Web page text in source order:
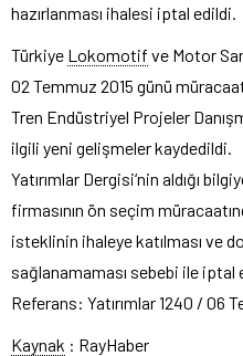
hazırlanması ihalesi iptal edildi.
Türkiye Lokomotif ve Motor
02 Temmuz 2015 günü
Tren Endüstriyel Projeler
ilgili yeni gelişmeler kaydedildi.
Yatırımlar Dergisi‘nin aldığı
firmasının ön seçim
isteklinin ihaleye katılması ve
sağlanamaması sebebi ile iptal
Referans: Yatırımlar 1240 / 06
Kaynak : RayHaber